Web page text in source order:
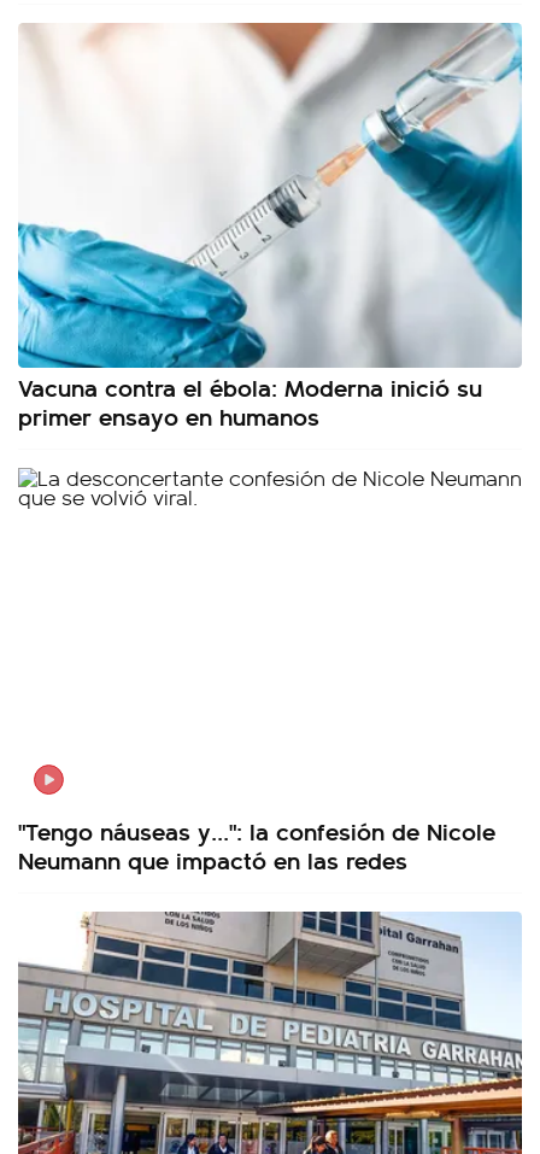
Vacuna contra el ébola: Moderna inició su
primer ensayo en humanos
"Tengo náuseas y...": la confesión de Nicole
Neumann que impactó en las redes